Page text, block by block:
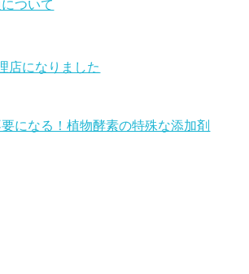
ついて
店になりました
になる！植物酵素の特殊な添加剤